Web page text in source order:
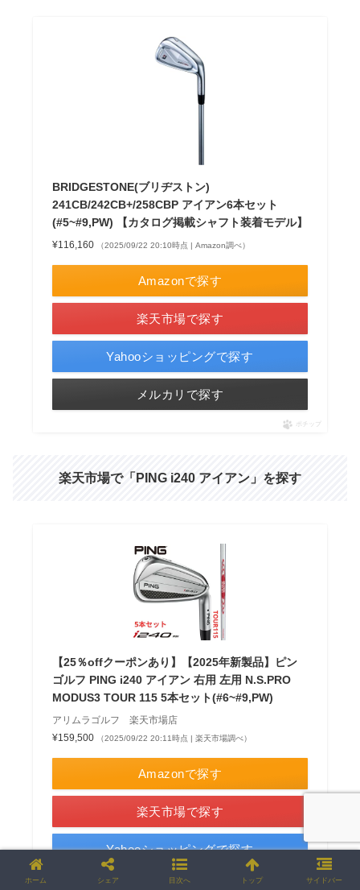
BRIDGESTONE(ブリヂストン)
241CB/242CB+/258CBP アイアン6本セット
(#5~#9,PW) 【カタログ掲載シャフト装着モデル】
¥116,160 （2025/09/22 20:10時点 | Amazon調べ）
Amazonで探す
楽天市場で探す
Yahooショッピングで探す
メルカリで探す
ポチップ
楽天市場で「PING i240 アイアン」を探す
【25％offクーポンあり】【2025年新製品】ピン
ゴルフ PING i240 アイアン 右用 左用 N.S.PRO
MODUS3 TOUR 115 5本セット(#6~#9,PW)
アリムラゴルフ 楽天市場店
¥159,500
（2025/09/22 20:11時点 | 楽天市場調べ）
Amazonで探す
楽天市場で探す
Yahooショッピングで探す
メルカリで探す
ホーム シェア 目次へ トップ サイドバー